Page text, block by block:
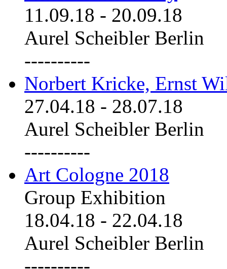
11.09.18 - 20.09.18
Aurel Scheibler Berlin
----------
Norbert Kricke, Ernst
27.04.18 - 28.07.18
Aurel Scheibler Berlin
----------
Art Cologne 2018
Group Exhibition
18.04.18 - 22.04.18
Aurel Scheibler Berlin